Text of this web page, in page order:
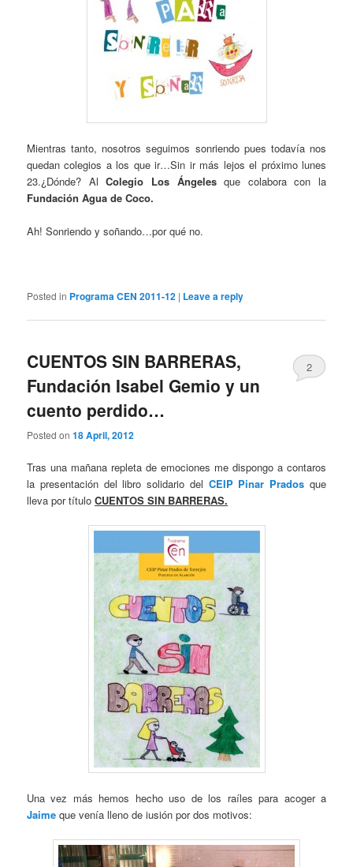
Mientras tanto, nosotros seguimos sonriendo pues todavía nos
quedan colegios a los que ir…Sin ir más lejos el próximo lunes
23.¿Dónde? AlColegio Los Ángelesque colabora con la
Fundación Agua de Coco.
Ah! Sonriendo y soñando…por qué no.
Posted in Programa CEN 2011-12 | Leave a reply
CUENTOS SIN BARRERAS,
Fundación Isabel Gemio y un
cuento perdido…
Posted on18 April, 2012
2
Tras una mañana repleta de emociones me dispongo a contaros
la presentación del libro solidario del CEIP Pinar Prados que
lleva por títuloCUENTOS SIN BARRERAS.
Una vez más hemos hecho uso de los raíles para acoger a
Jaime que venía lleno de iusión por dos motivos: